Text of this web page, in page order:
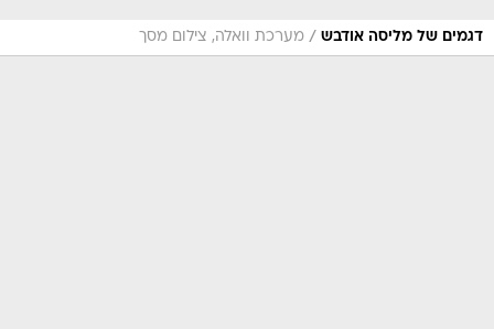
דגמים של מליסה אודבש / מערכת וואלה, צילום מסך